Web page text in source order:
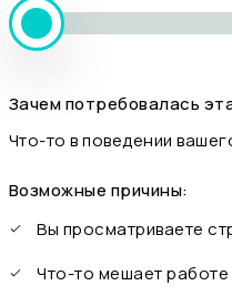
Зачем потребовалась
Что-то в поведении
Возможные причины:
Вы просматриваете
Что-то мешает